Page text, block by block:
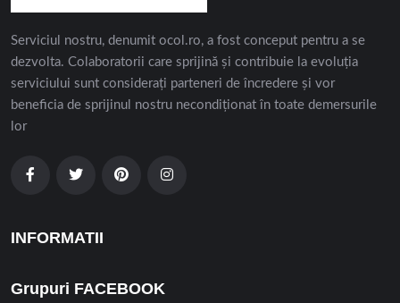
Serviciul nostru, denumit ocol.ro, a fost conceput pentru a se
dezvolta. Colaboratorii care sprijină și contribuie la evoluția
serviciului sunt considerați parteneri de încredere și vor
beneficia de sprijinul nostru necondiționat în toate demersurile
lor
INFORMATII
Grupuri FACEBOOK